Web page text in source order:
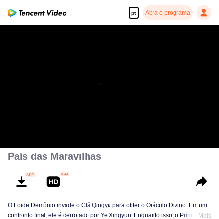
pt Abra o programa
País das Maravilhas
O Lorde Demônio invade o Clã Qingyu para obter o Oráculo Divino. Em um
confronto final, ele é derrotado por Ye Xingyun. Enquanto isso, o Príncipe Qi
Mais